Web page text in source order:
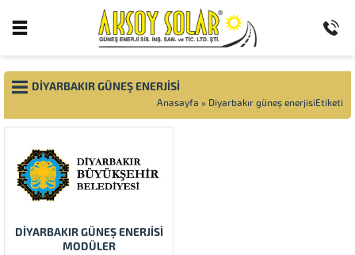
DIYARBAKIR GÜNEŞ ENERJISI
Anasayfa » Diyarbakır güneş enerjisiEtiketi
DİYARBAKIR GÜNEŞ ENERJİSİ
MODÜLER